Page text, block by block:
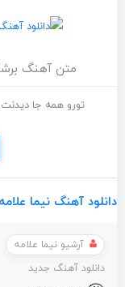
متن آهنگ
تورو همه جا
دانلود آهنگ نیما
آرشیو نیما علامه
دانلود آهنگ جدید